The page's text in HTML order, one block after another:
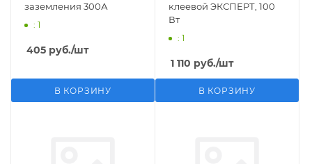
заземления 300А
: 1
405 руб./шт
В КОРЗИНУ
клеевой ЭКСПЕРТ, 100
Вт
: 1
1 110 руб./шт
В КОРЗИНУ